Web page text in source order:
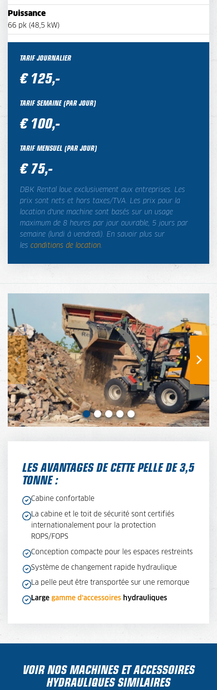
Puissance
66 pk (48,5 kW)
TARIF JOURNALIER
€ 125,-
TARIF SEMAINE (PAR JOUR)
€ 100,-
TARIF MENSUEL (PAR JOUR)
€ 75,-
DBK Rental loue exclusivement aux entreprises. Les
prix sont nets et hors taxes/TVA. Les prix pour la
location d’une machine sont basés sur un usage
maximum de 8 heures par jour ouvrable, 5 jours par
semaine (lundi à vendredi). En savoir plus sur
les conditions de location
LES AVANTAGES DE CETTE PELLE DE 3,5
TONNE :
Cabine confortable
La cabine et le toit de sécurité sont certifiés
internationalement pour la protection
ROPS/FOPS
Conception compacte pour les espaces restreints
Système de changement rapide hydraulique
La pelle peut être transportée sur une remorque
Large gamme d'accessoireshydrauliques
VOIR NOS MACHINES ET ACCESSOIRES
HYDRAULIQUES SIMILAIRES